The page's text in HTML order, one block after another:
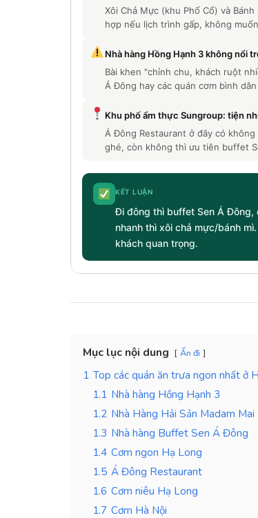
Xôi Chả Mực (khu Phố Cổ) và
hợp nếu lịch trình gấp, không
Nhà hàng Hồng Hạnh 3 không nổi
Bài khen "chỉnh chu, khách ruột
Á Đông hay các quán cơm bình
Khu phố ẩm thực Sungroup: tiện
Á Đông Restaurant ở đây có
ghé, còn không thì ưu tiên buffet
KẾT LUẬN
Đi đông thì buffet Sen Á Đông,
nhanh thì xôi chả mực/bánh
khách quan trọng.
Mục lục nội dung Ẩn đi
1 Top các quán ăn trưa ngon nhất ở
1.1 Nhà hàng Hồng Hạnh 3
1.2 Nhà Hàng Hải Sản Madam Mai
1.3 Nhà hàng Buffet Sen Á Đông
1.4 Cơm ngon Hạ Long
1.5 Á Đông Restaurant
1.6 Cơm niêu Hạ Long
1.7 Cơm Hà Nội